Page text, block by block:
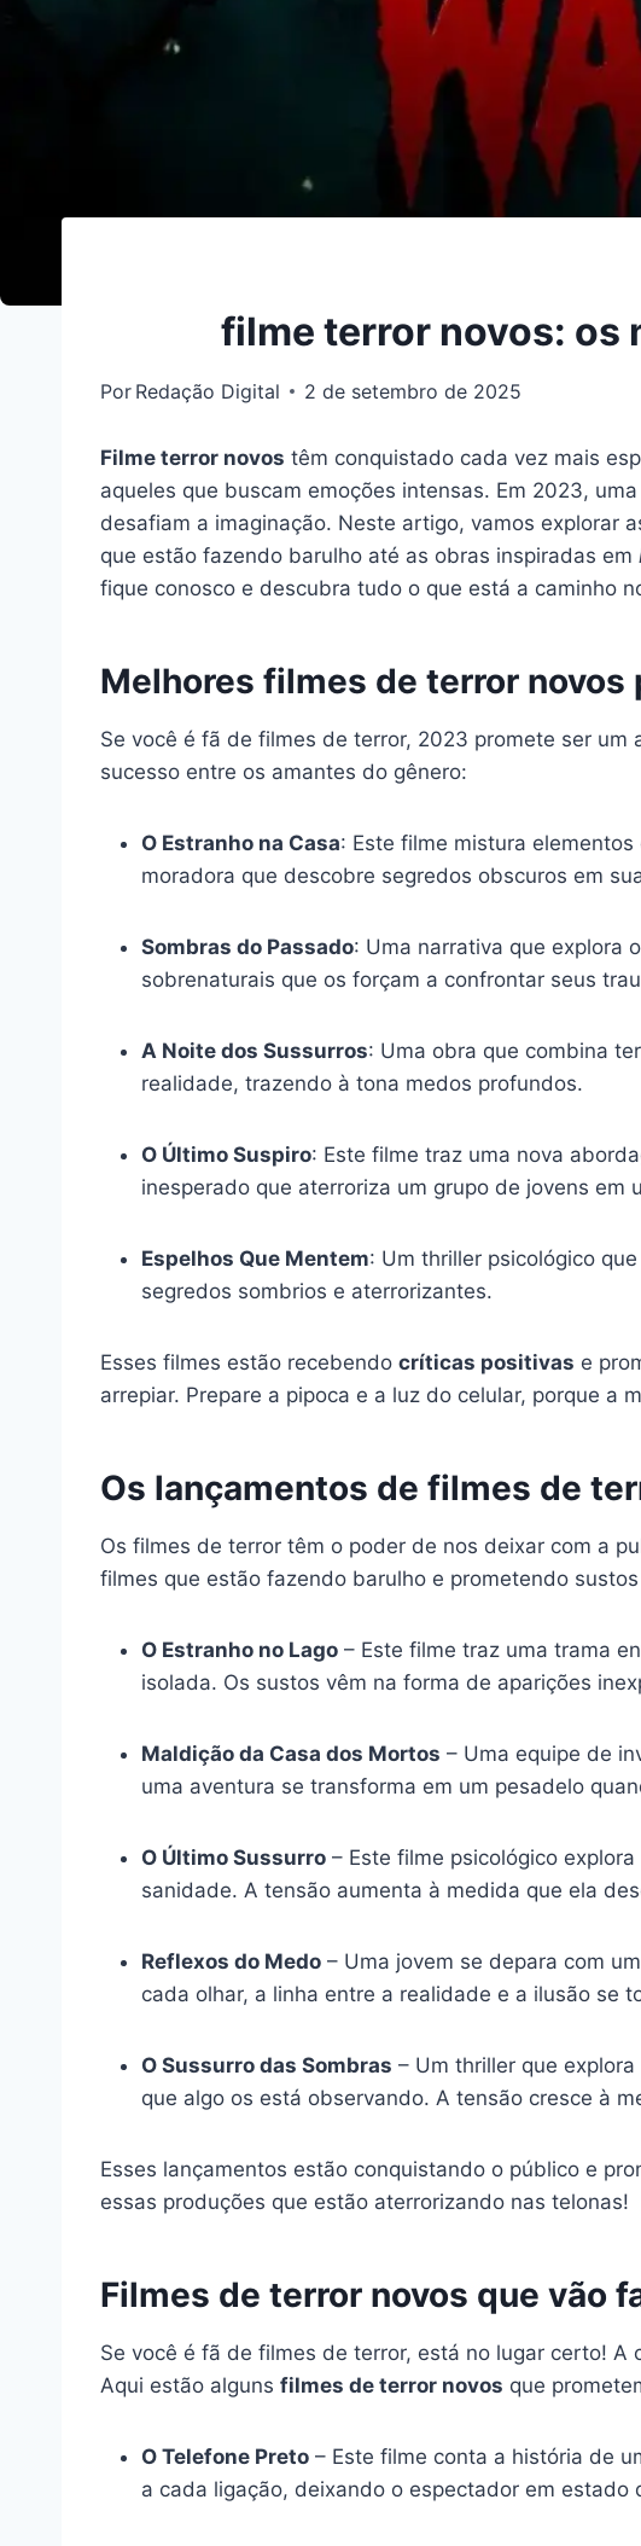
filme terror novos: os
Por Redação Digital 2 de setembro de 2025
Filme terror novos têm conquistado cada vez mais
aqueles que buscam emoções intensas. Em 2023,
desafiam a imaginação. Neste artigo, vamos explorar
que estão fazendo barulho até as obras inspiradas em
fique conosco e descubra tudo o que está a caminho
Melhores filmes de terror
Se você é fã de filmes de terror, 2023 promete ser
sucesso entre os amantes do gênero:
O Estranho na Casa: Este filme mistura
moradora que descobre segredos obscuros em
Sombras do Passado: Uma narrativa que explora
sobrenaturais que os forçam a confrontar seus
A Noite dos Sussurros: Uma obra que combina
realidade, trazendo à tona medos profundos.
O Último Suspiro: Este filme traz uma nova
inesperado que aterroriza um grupo de jovens em
Espelhos Que Mentem: Um thriller psicológico
segredos sombrios e aterrorizantes.
Esses filmes estão recebendo críticas positivas e
arrepiar. Prepare a pipoca e a luz do celular, porque a
Os lançamentos de filmes de
Os filmes de terror têm o poder de nos deixar com a
filmes que estão fazendo barulho e prometendo
O Estranho no Lago – Este filme traz uma trama
isolada. Os sustos vêm na forma de aparições
Maldição da Casa dos Mortos – Uma equipe de
uma aventura se transforma em um pesadelo
O Último Sussurro – Este filme psicológico
sanidade. A tensão aumenta à medida que ela
Reflexos do Medo – Uma jovem se depara com
cada olhar, a linha entre a realidade e a ilusão se
O Sussurro das Sombras – Um thriller que
que algo os está observando. A tensão cresce à
Esses lançamentos estão conquistando o público e
essas produções que estão aterrorizando nas telonas!
Filmes de terror novos que vão
Se você é fã de filmes de terror, está no lugar certo!
Aqui estão alguns filmes de terror novos que
O Telefone Preto – Este filme conta a história de
a cada ligação, deixando o espectador em estado